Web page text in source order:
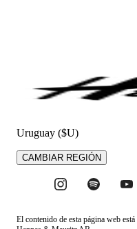
Uruguay ($U)
CAMBIAR REGIÓN
El contenido de esta página web